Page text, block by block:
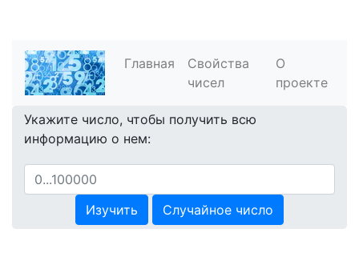
Главная
Свойства
чисел
О
проекте
Укажите число, чтобы получить всю
информацию о нем:
Изучить Случайное число